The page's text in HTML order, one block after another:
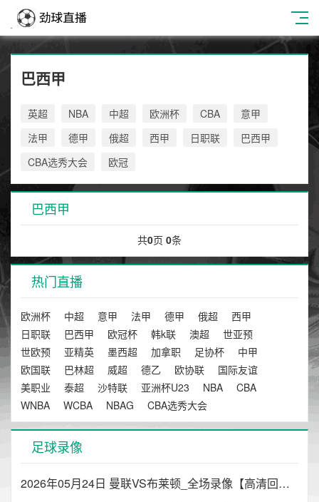
巴西甲
英超 NBA 中超 欧洲杯 CBA
意甲
法甲
德甲 俄超 西甲 日职联
巴西甲
CBA选秀大会
欧冠
巴西甲
共0页 0条
热门直播
欧洲杯 中超 意甲 法甲 德甲 俄超
西甲
日职联
巴西甲 欧冠杯 韩k联 澳超
世亚预
世欧预
亚精英 墨西超 加拿职 足协杯
中甲
欧国联
巴林超 威超 德乙 欧协联
国际友谊
美职业
泰超 沙特联 亚洲杯U23 NBA
CBA
WNBA
WCBA NBAG CBA选秀大会
足球录像
2026年05月24日 曼联VS布莱顿_全场录像【高清回放】